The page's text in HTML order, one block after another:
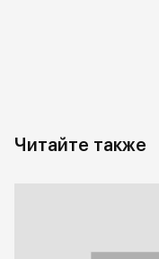
Читайте также